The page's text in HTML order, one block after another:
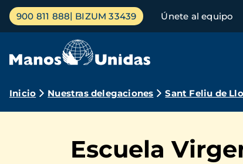
Pasar
contenido
Menú
principal
900 811 888 BIZUM 33439 Únete al equipo
Ruta
navegación
Inicio Nuestras delegaciones Sant Feliu de
Escuela